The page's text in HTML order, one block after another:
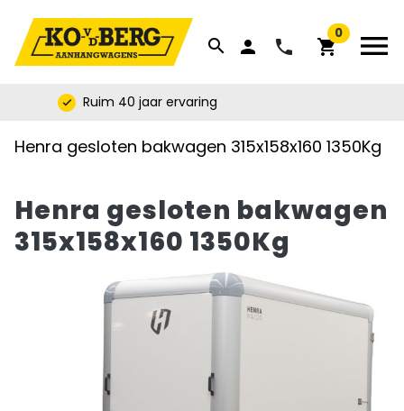
search person phone shopping_cart
0 menu
check Ruim 40 jaar ervaring
Henra gesloten bakwagen 315x158x160 1350Kg
Henra gesloten bakwagen
315x158x160 1350Kg

